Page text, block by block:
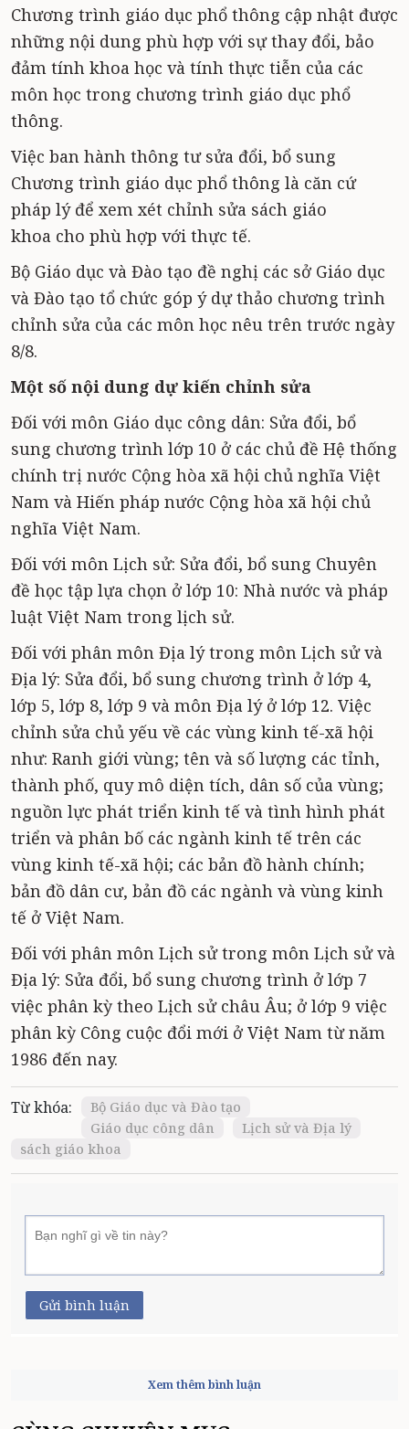
Chương trình giáo dục phổ thông cập nhật được
những nội dung phù hợp với sự thay đổi, bảo
đảm tính khoa học và tính thực tiễn của các
môn học trong chương trình giáo dục phổ
thông.
Việc ban hành thông tư sửa đổi, bổ sung
Chương trình giáo dục phổ thông là căn cứ
pháp lý để xem xét chỉnh sửa sách giáo
khoa cho phù hợp với thực tế.
Bộ Giáo dục và Đào tạo đề nghị các sở Giáo dục
và Đào tạo tổ chức góp ý dự thảo chương trình
chỉnh sửa của các môn học nêu trên trước ngày
8/8.
Một số nội dung dự kiến chỉnh sửa
Đối với môn Giáo dục công dân: Sửa đổi, bổ
sung chương trình lớp 10 ở các chủ đề Hệ thống
chính trị nước Cộng hòa xã hội chủ nghĩa Việt
Nam và Hiến pháp nước Cộng hòa xã hội chủ
nghĩa Việt Nam.
Đối với môn Lịch sử: Sửa đổi, bổ sung Chuyên
đề học tập lựa chọn ở lớp 10: Nhà nước và pháp
luật Việt Nam trong lịch sử.
Đối với phân môn Địa lý trong môn Lịch sử và
Địa lý: Sửa đổi, bổ sung chương trình ở lớp 4,
lớp 5, lớp 8, lớp 9 và môn Địa lý ở lớp 12. Việc
chỉnh sửa chủ yếu về các vùng kinh tế-xã hội
như: Ranh giới vùng; tên và số lượng các tỉnh,
thành phố, quy mô diện tích, dân số của vùng;
nguồn lực phát triển kinh tế và tình hình phát
triển và phân bố các ngành kinh tế trên các
vùng kinh tế-xã hội; các bản đồ hành chính;
bản đồ dân cư, bản đồ các ngành và vùng kinh
tế ở Việt Nam.
Đối với phân môn Lịch sử trong môn Lịch sử và
Địa lý: Sửa đổi, bổ sung chương trình ở lớp 7
việc phân kỳ theo Lịch sử châu Âu; ở lớp 9 việc
phân kỳ Công cuộc đổi mới ở Việt Nam từ năm
1986 đến nay.
Từ khóa:
Bộ Giáo dục và Đào tạo
Giáo dục công dân
Lịch sử và Địa lý
sách giáo khoa
Gửi bình luận
Xem thêm bình luận